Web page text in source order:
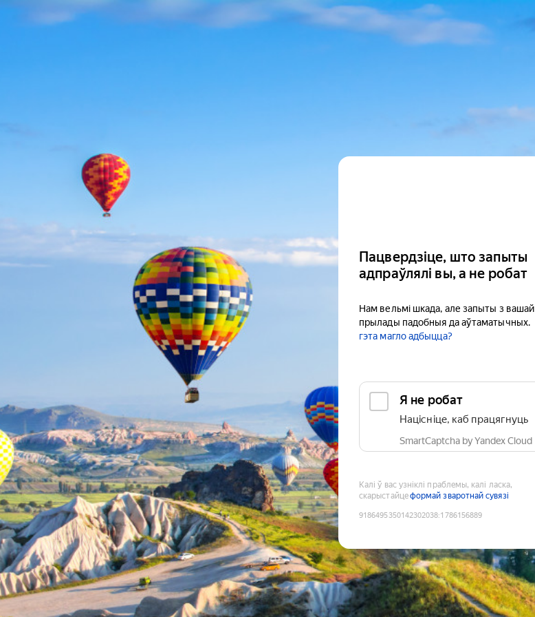
Пацвердзіце, што запыты
адпраўлялі вы, а не робат
Нам вельмі шкада, але запыты з вашай
прылады падобныя да аўтаматычных.
гэта магло адбыцца?
Я не робат
Націсніце, каб працягнуць
SmartCaptcha by Yandex Cloud
Калі ў вас узніклі праблемы, калі ласка,
скарыстайцеформай зваротнай сувязі
9186495350142302038:1786156889